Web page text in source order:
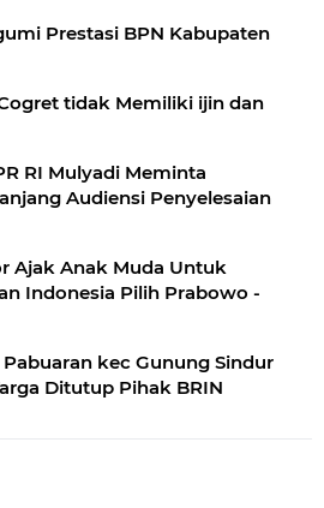
Prestasi BPN Kabupaten
tidak Memiliki ijin dan
RI Mulyadi Meminta
Audiensi Penyelesaian
Ajak Anak Muda Untuk
Indonesia Pilih Prabowo -
kec Gunung Sindur
Ditutup Pihak BRIN